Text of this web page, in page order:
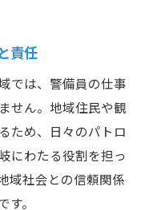
社会貢献の実感
やりがい体験談
の可能性
すキャリアアップ
と取得方法
責任
では、警備員の仕事
せん。地域住民や観
ため、日々のパトロ
にわたる役割を担っ
域社会との信頼関係
。